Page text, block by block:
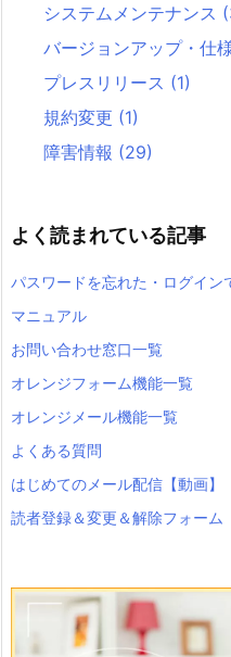
システムメンテナンス
バージョンアップ・仕
プレスリリース (1)
規約変更 (1)
障害情報 (29)
よく読まれている記事
パスワードを忘れた・ログイン
マニュアル
お問い合わせ窓口一覧
オレンジフォーム機能一覧
オレンジメール機能一覧
よくある質問
はじめてのメール配信【動画】
読者登録＆変更＆解除フォーム